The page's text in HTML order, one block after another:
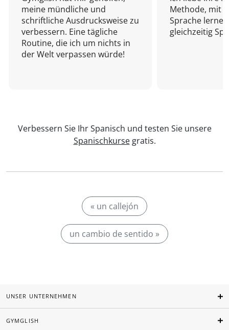
meine mündliche und
schriftliche Ausdrucksweise zu
verbessern. Eine tägliche
Routine, die ich um nichts in
der Welt verpassen würde!
Methode, mit
Sprache
gleichzeitig
Verbessern Sie Ihr Spanisch und testen Sie unsere
Spanischkursegratis.
« un callejón
un cambio de sentido »
UNSER UNTERNEHMEN
GYMGLISH